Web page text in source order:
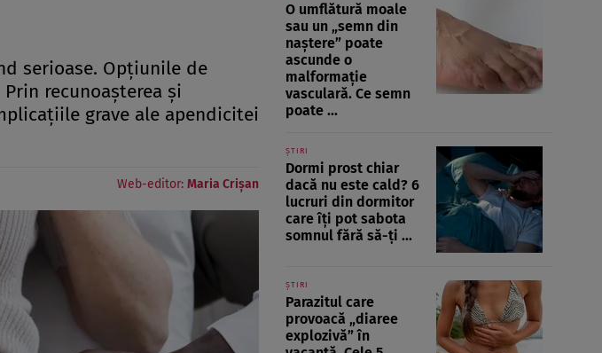
serioase. Opțiunile de
recunoașterea și
grave ale apendicitei
Web-editor: Maria Crișan
O umflătură moale
sau un „semn din
naștere” poate
ascunde o
malformație
vasculară. Ce semn
poate ...
ȘTIRI
Dormi prost chiar
dacă nu este cald? 6
lucruri din dormitor
care îți pot sabota
somnul fără să-ți ...
ȘTIRI
Parazitul care
provoacă „diaree
explozivă” în